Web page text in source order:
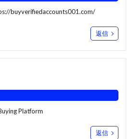
buyverifiedaccounts001.com/
返信
Platform
返信